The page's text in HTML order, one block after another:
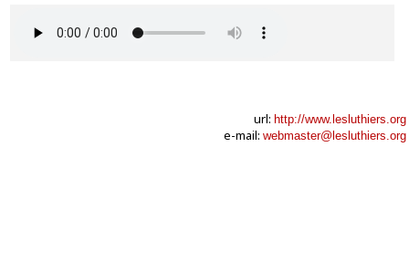
url: http://www.lesluthiers.org
e-mail: webmaster@lesluthiers.org